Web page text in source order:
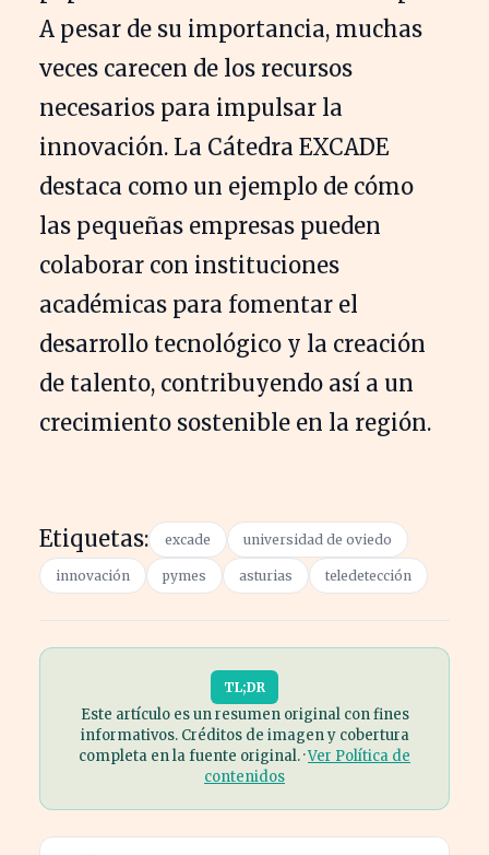
A pesar de su importancia, muchas
veces carecen de los recursos
necesarios para impulsar la
innovación. La Cátedra EXCADE
destaca como un ejemplo de cómo
las pequeñas empresas pueden
colaborar con instituciones
académicas para fomentar el
desarrollo tecnológico y la creación
de talento, contribuyendo así a un
crecimiento sostenible en la región.
Etiquetas: excade universidad de oviedo
innovación pymes asturias teledetección
TL;DR
Este artículo es un resumen original con fines
informativos. Créditos de imagen y cobertura
completa en la fuente original. ·Ver Política de
contenidos